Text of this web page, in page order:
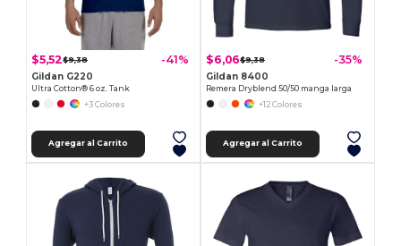
$5,52$9,38 -41%
Gildan G220
Ultra Cotton® 6 oz. Tank
+3 Colores
Agregar al Carrito
$6,06$9,38 -35%
Gildan 8400
Remera Dryblend 50/50 manga larga
+12 Colores
Agregar al Carrito